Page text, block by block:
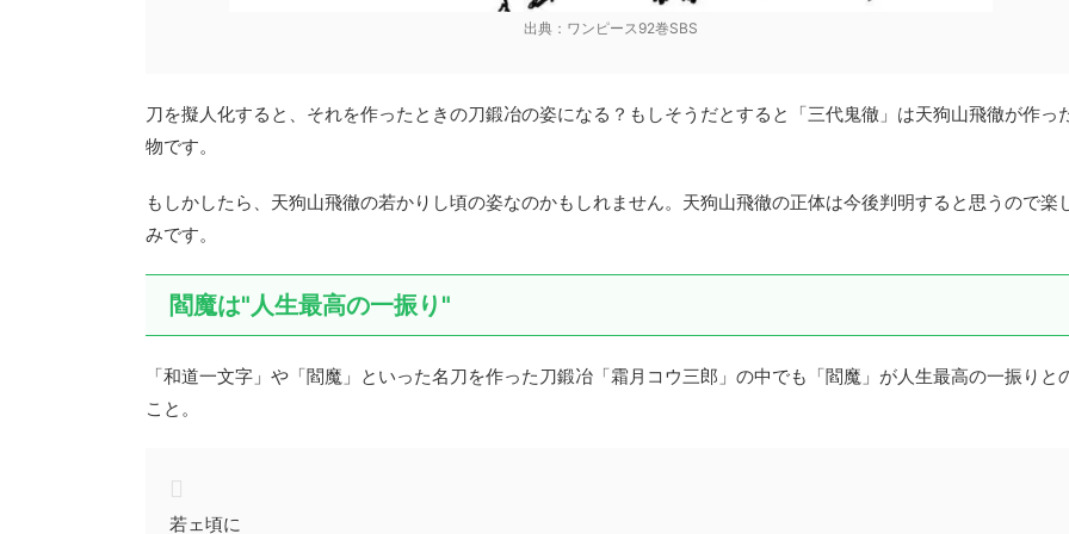
出典：ワンピース92巻SBS
刀を擬人化すると、それを作ったときの刀鍛冶の姿になる？もしそうだとすると「三代鬼徹」は天狗山飛徹が作っ
物です。
もしかしたら、天狗山飛徹の若かりし頃の姿なのかもしれません。天狗山飛徹の正体は今後判明すると思うので楽
みです。
閻魔は"人生最高の一振り"
「和道一文字」や「閻魔」といった名刀を作った刀鍛冶「霜月コウ三郎」の中でも「閻魔」が人生最高の一振りと
こと。
若ェ頃に